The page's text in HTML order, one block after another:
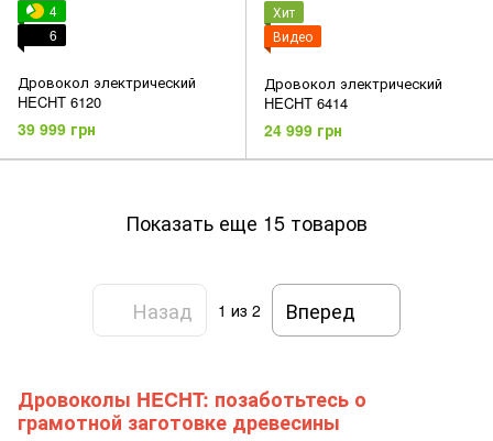
4
6
Дровокол электрический
HECHT 6120
39 999 грн
Хит
Видео
Дровокол электрический
HECHT 6414
24 999 грн
Показать еще 15 товаров
Назад 1 из 2 Вперед
Дровоколы HECHT: позаботьтесь о
грамотной заготовке древесины